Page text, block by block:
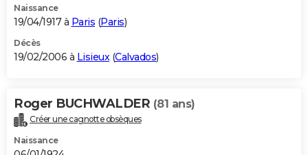
Naissance
19/04/1917 à Paris (Paris)
Décès
19/02/2006 à Lisieux(Calvados)
Roger BUCHWALDER (81 ans)
Créer une cagnotte obsèques
Naissance